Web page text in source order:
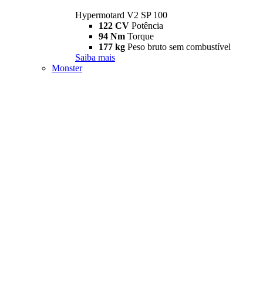
Hypermotard V2 SP 100
122 CV Potência
94 Nm Torque
177 kg Peso bruto sem combustível
Saiba mais
Monster